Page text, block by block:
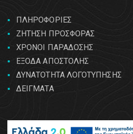
ΠΛΗΡΟΦΟΡΙΕΣ
ΖΗΤΗΣΗ ΠΡΟΣΦΟΡΑΣ
ΧΡΟΝΟΙ ΠΑΡΑΔΟΣΗΣ
ΕΞΟΔΑ ΑΠΟΣΤΟΛΗΣ
ΔΥΝΑΤΟΤΗΤΑ ΛΟΓΟΤΥΠΗΣΗΣ
ΔΕΙΓΜΑΤΑ